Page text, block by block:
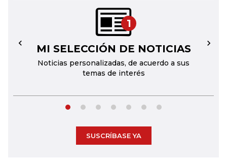
1
MI SELECCIÓN DE NOTICIAS
Noticias personalizadas, de acuerdo a sus
temas de interés
← →
SUSCRÍBASE YA